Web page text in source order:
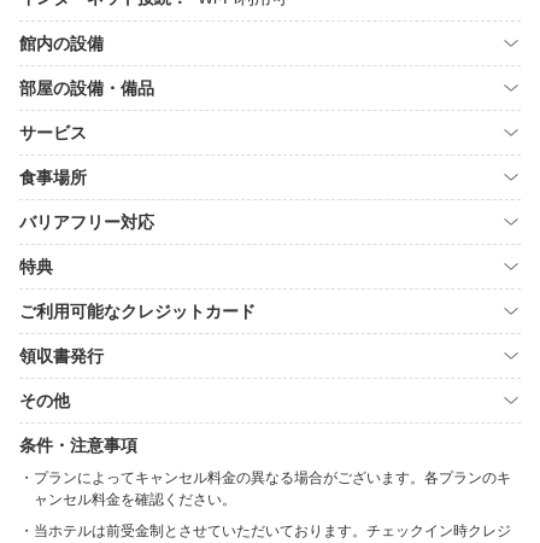
館内の設備
部屋の設備・備品
サービス
食事場所
バリアフリー対応
特典
ご利用可能なクレジットカード
領収書発行
その他
条件・注意事項
プランによってキャンセル料金の異なる場合がございます。各プランのキ
ャンセル料金を確認ください。
当ホテルは前受金制とさせていただいております。チェックイン時クレジ